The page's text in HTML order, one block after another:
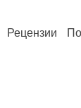
Рецензии